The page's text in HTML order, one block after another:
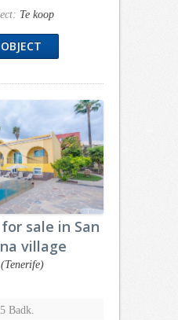
Te koop
sale in San
village
5 Badk.